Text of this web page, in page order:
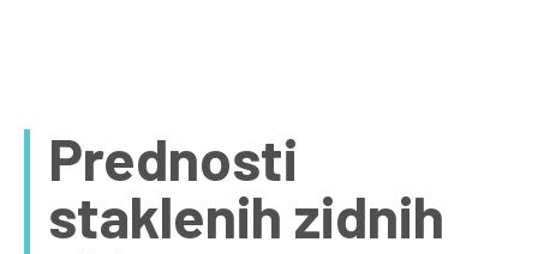
Prednosti
staklenih zidnih